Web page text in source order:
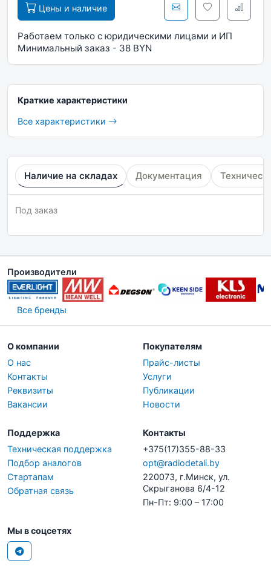
Цены и наличие
Работаем только с юридическими лицами и ИП
Минимальный заказ - 38 BYN
Краткие характеристики
Все характеристики
Наличие на складах Документация
Под заказ
Производители
Все бренды
О компании
О нас
Контакты
Реквизиты
Вакансии
Покупателям
Прайс-листы
Услуги
Публикации
Новости
Поддержка
Техническая поддержка
Подбор аналогов
Стартапам
Обратная связь
Контакты
+375(17)355-88-33
opt@radiodetali.by
220073, г.Минск, ул.
Скрыганова 6/4-12
Пн-Пт: 9:00 – 17:00
Мы в соцсетях